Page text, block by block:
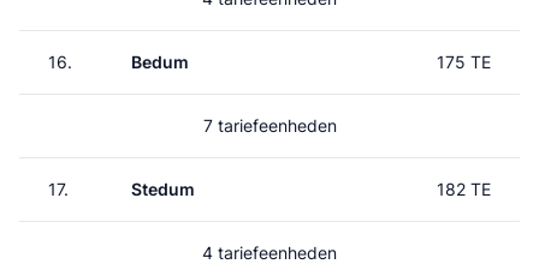
16. Bedum 175 TE
7 tariefeenheden
17. Stedum 182 TE
4 tariefeenheden